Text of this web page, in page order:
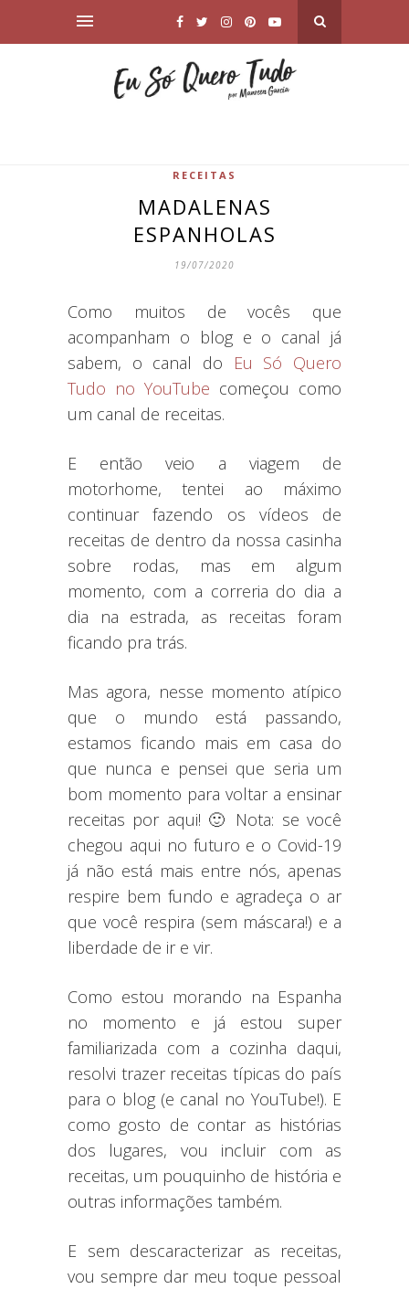
RECEITAS
MADALENAS
ESPANHOLAS
19/07/2020
Como muitos de vocês que
acompanham o blog e o canal já
sabem, o canal do Eu Só Quero
Tudo no YouTube começou como
um canal de receitas.
E então veio a viagem de
motorhome, tentei ao máximo
continuar fazendo os vídeos de
receitas de dentro da nossa casinha
sobre rodas, mas em algum
momento, com a correria do dia a
dia na estrada, as receitas foram
ficando pra trás.
Mas agora, nesse momento atípico
que o mundo está passando,
estamos ficando mais em casa do
que nunca e pensei que seria um
bom momento para voltar a ensinar
receitas por aqui! 🙂 Nota: se você
chegou aqui no futuro e o Covid-19
já não está mais entre nós, apenas
respire bem fundo e agradeça o ar
que você respira (sem máscara!) e a
liberdade de ir e vir.
Como estou morando na Espanha
no momento e já estou super
familiarizada com a cozinha daqui,
resolvi trazer receitas típicas do país
para o blog (e canal no YouTube!). E
como gosto de contar as histórias
dos lugares, vou incluir com as
receitas, um pouquinho de história e
outras informações também.
E sem descaracterizar as receitas,
vou sempre dar meu toque pessoal